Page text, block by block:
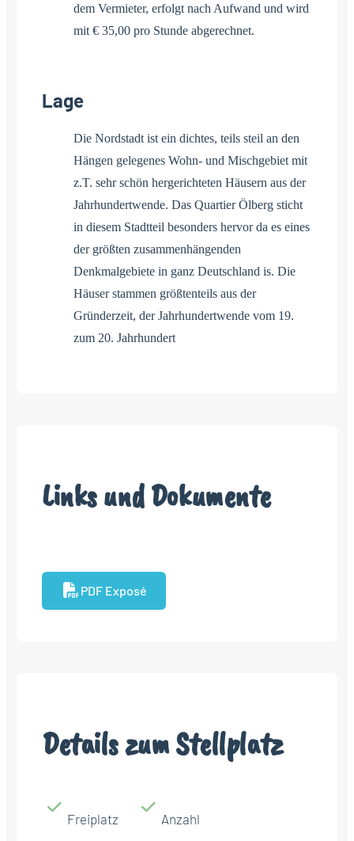
dem Vermieter, erfolgt nach Aufwand und wird
mit € 35,00 pro Stunde abgerechnet.
Lage
Die Nordstadt ist ein dichtes, teils steil an den
Hängen gelegenes Wohn- und Mischgebiet mit
z.T. sehr schön hergerichteten Häusern aus der
Jahrhundertwende. Das Quartier Ölberg sticht
in diesem Stadtteil besonders hervor da es eines
der größten zusammenhängenden
Denkmalgebiete in ganz Deutschland is. Die
Häuser stammen größtenteils aus der
Gründerzeit, der Jahrhundertwende vom 19.
zum 20. Jahrhundert
Links und Dokumente
PDF Exposé
Details zum Stellplatz
Freiplatz Anzahl